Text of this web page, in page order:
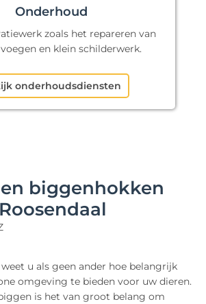
Onderhoud
zoals het repareren van
en klein schilderwerk.
onderhoudsdiensten
biggenhokken
Roosendaal
u als geen ander hoe belangrijk
omgeving te bieden voor uw dieren.
is het van groot belang om